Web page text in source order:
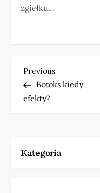
zgiełku…
N
a
g
Previous
Post
Previous
Botoks kiedy
efekty?
Kategoria